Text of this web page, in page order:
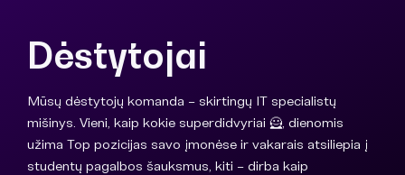
Dėstytojai
Mūsų dėstytojų komanda – skirtingų IT specialistų
mišinys. Vieni, kaip kokie superdidvyriai 🦸, dienomis
užima Top pozicijas savo įmonėse ir vakarais atsiliepia į
studentų pagalbos šauksmus, kiti – dirba kaip